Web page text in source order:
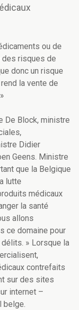
ou de
risques de
donc un risque
la vente de
De Block, ministre
Didier
Geens. Ministre
que la Belgique
lutte
médicaux
la santé
allons
ce domaine pour
» Lorsque la
contrefaits
sur des sites
internet –
belge.